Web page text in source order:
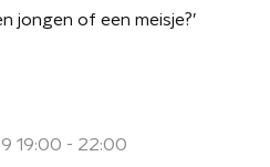
jongen of een meisje?’
19:00 - 22:00